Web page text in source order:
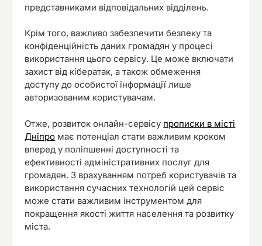
представниками відповідальних відділень.
Крім того, важливо забезпечити безпеку та
конфіденційність даних громадян у процесі
використання цього сервісу. Це може включати
захист від кібератак, а також обмеження
доступу до особистої інформації лише
авторизованим користувачам.
Отже, розвиток онлайн-сервісу прописки в місті
Дніпро має потенціал стати важливим кроком
вперед у поліпшенні доступності та
ефективності адміністративних послуг для
громадян. З врахуванням потреб користувачів та
використання сучасних технологій цей сервіс
може стати важливим інструментом для
покращення якості життя населення та розвитку
міста.